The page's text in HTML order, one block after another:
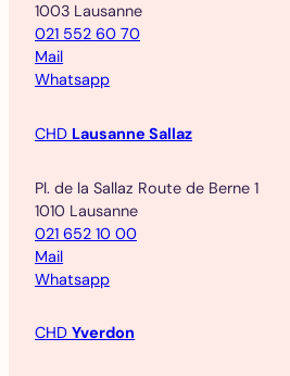
1003 Lausanne
021 552 60 70
Mail
Whatsapp
CHD Lausanne Sallaz
Pl. de la Sallaz Route de Berne 1
1010 Lausanne
021 652 10 00
Mail
Whatsapp
CHD Yverdon